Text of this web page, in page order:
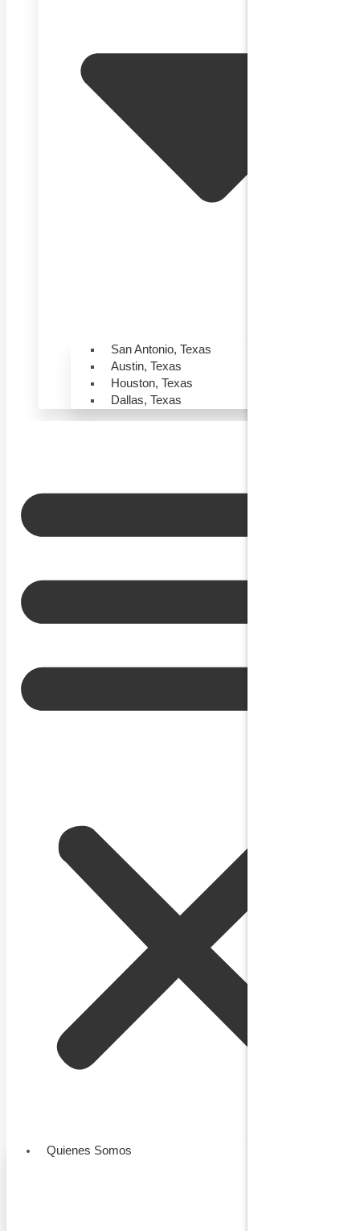
San Antonio, Texas
Austin, Texas
Houston, Texas
Dallas, Texas
Quienes Somos